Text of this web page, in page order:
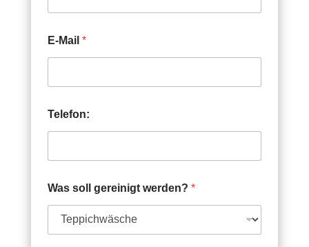
E-Mail *
Telefon:
Was soll gereinigt werden? *